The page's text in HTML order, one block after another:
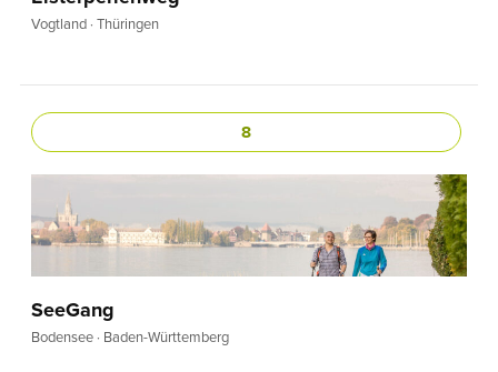
Vogtland · Thüringen
8
SeeGang
Bodensee · Baden-Württemberg